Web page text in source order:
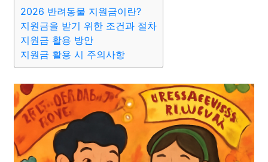
2026 반려동물 지원금이란?
지원금을 받기 위한 조건과 절차
지원금 활용 방안
지원금 활용 시 주의사항